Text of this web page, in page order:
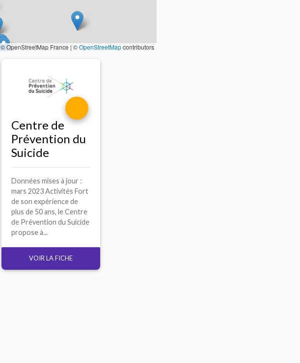
© OpenStreetMap France | ©OpenStreetMapcontributors
Centre de
Prévention du
Suicide
Données mises à jour :
mars 2023 Activités Fort
de son expérience de
plus de 50 ans, le Centre
de Prévention du Suicide
propose à...
VOIR LA FICHE